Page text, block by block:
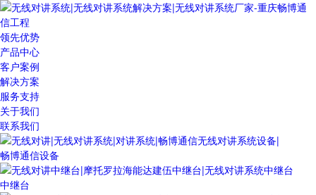
领先优势
产品中心
客户案例
解决方案
服务支持
关于我们
联系我们
畅博通信设备
中继台